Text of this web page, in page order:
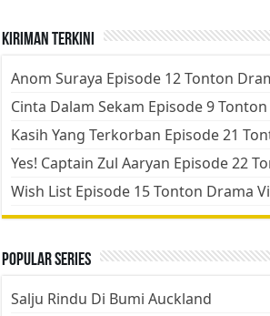
Kiriman Terkini
Anom Suraya Episode 12 Tonton
Cinta Dalam Sekam Episode 9
Kasih Yang Terkorban Episode 21
Yes! Captain Zul Aaryan Episode 22
Wish List Episode 15 Tonton Drama
Popular Series
Salju Rindu Di Bumi Auckland